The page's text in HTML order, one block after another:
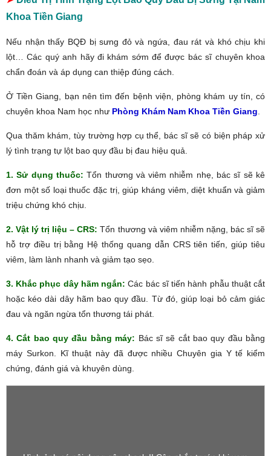
Khoa Tiền Giang
Nếu nhận thấy BQĐ bị sưng đỏ và ngứa, đau rát và khó chịu khi
lột… Các quý anh hãy đi khám sớm để được bác sĩ chuyên khoa
chẩn đoán và áp dụng can thiệp đúng cách.
Ở Tiền Giang, bạn nên tìm đến bệnh viện, phòng khám uy tín, có
chuyên khoa Nam học như Phòng Khám Nam Khoa Tiền Giang
Qua thăm khám, tùy trường hợp cụ thể, bác sĩ sẽ có biện pháp xử
lý tình trạng tự lột bao quy đầu bị đau hiệu quả.
1. Sử dụng thuốc:Tổn thương và viêm nhiễm nhẹ, bác sĩ sẽ kê
đơn một số loại thuốc đặc trị, giúp kháng viêm, diệt khuẩn và giảm
triệu chứng khó chịu.
2. Vật lý trị liệu – CRS:Tổn thương và viêm nhiễm nặng, bác sĩ sẽ
hỗ trợ điều trị bằng Hệ thống quang dẫn CRS tiên tiến, giúp tiêu
viêm, làm lành nhanh và giảm tạo sẹo.
3. Khắc phục dây hãm ngắn:Các bác sĩ tiến hành phẫu thuật cắt
hoặc kéo dài dây hãm bao quy đầu. Từ đó, giúp loại bỏ cảm giác
đau và ngăn ngừa tổn thương tái phát.
4. Cắt bao quy đầu bằng máy: Bác sĩ sẽ cắt bao quy đầu bằng
máy Surkon. Kĩ thuật này đã được nhiều Chuyên gia Y tế kiểm
chứng, đánh giá và khuyên dùng.